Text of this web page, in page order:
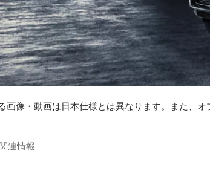
画像・動画は日本仕様とは異なります。また、オ
連情報